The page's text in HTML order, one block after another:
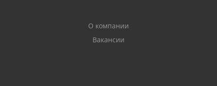
телефону или через чат. Обращайтесь.
О компании
Вакансии